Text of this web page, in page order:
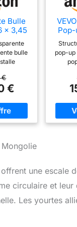
Bulle
x 3,45
Dôme
10-12
de
avec
et
UV,
bulle
à son
vous
la nature.
tente
d'hiver,
à
bulles
dotée de
vous
€
€
Pop-
Vue
pop-up
540°
temps
neige.
une escale
circulaire et
Les yourtes